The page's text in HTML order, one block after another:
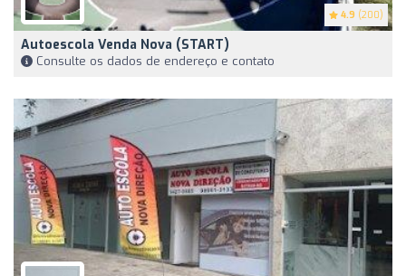
4.9 (200)
Autoescola Venda Nova (START)
Consulte os dados de endereço e contato